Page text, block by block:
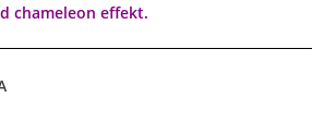
chameleon effekt.